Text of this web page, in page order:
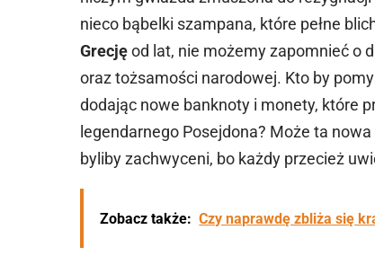
nieco bąbelki szampana, które pełne
Grecjęod lat, nie możemy zapomnieć o
oraz tożsamości narodowej. Kto by
dodając nowe banknoty i monety, które
legendarnego Posejdona? Może ta
byliby zachwyceni, bo każdy przecież
Zobacz także: Czy naprawdę zbliża się